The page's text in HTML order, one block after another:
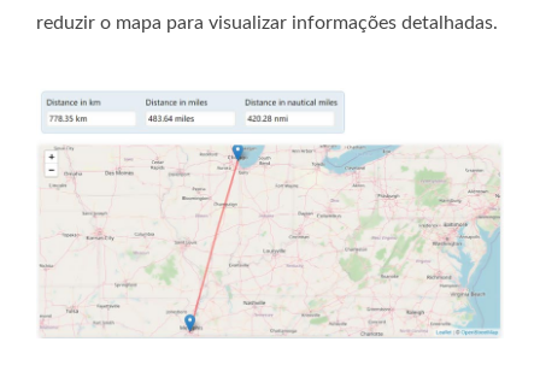
reduzir o mapa para visualizar informações detalhadas.